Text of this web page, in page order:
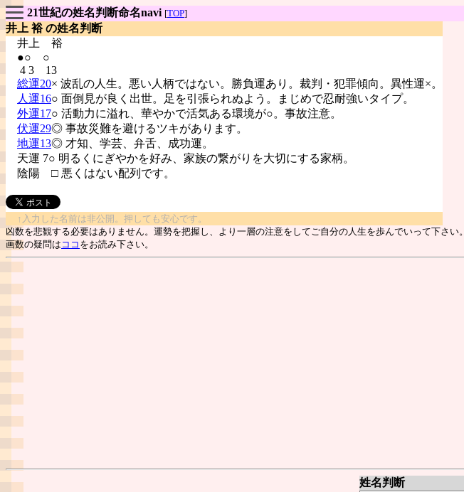
21世紀の姓名判断命名navi [TOP]
井上 裕 の姓名判断
井上 裕
●○ ○
4 3 13
総運20× 波乱の人生。悪い人柄ではない。勝負運あり。裁判・犯罪傾向。異性運×。
人運16○ 面倒見が良く出世。足を引張られぬよう。まじめで忍耐強いタイプ。
外運17○ 活動力に溢れ、華やかで活気ある環境が○。事故注意。
伏運29◎ 事故災難を避けるツキがあります。
地運13◎ 才知、学芸、弁舌、成功運。
天運 7○ 明るくにぎやかを好み、家族の繋がりを大切にする家柄。
陰陽 □ 悪くはない配列です。
↑入力した名前は非公開。押しても安心です。
凶数を悲観する必要はありません。運勢を把握し、より一層の注意をしてご自分の人生を歩んでいって下さい。
画数の疑問は ココ をお読み下さい。
姓名判断